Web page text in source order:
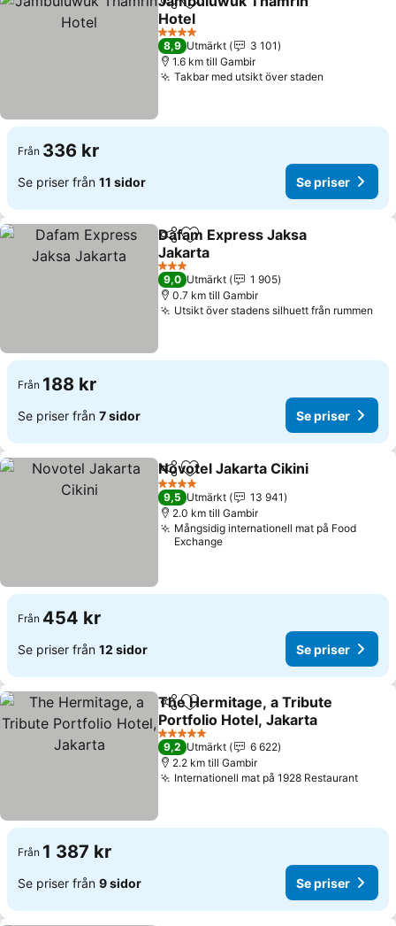
Dela Lägg till i Mina Favoriter
Hotel
Se priser
4 Stjärnor
8,9 Utmärkt
3 101
1.6 km till Gambir
Takbar med utsikt över staden
Från 336 kr
Se priser från 11 sidor Se priser
Dela Lägg till i Mina Favoriter
Dafam Express Jaksa
Jakarta
Se priser
3 Stjärnor
9,0 Utmärkt
1 905
0.7 km till Gambir
Utsikt över stadens silhuett från rummen
Från 188 kr
Se priser från 7 sidor Se priser
Dela Lägg till i Mina Favoriter
Novotel Jakarta Cikini
4 Stjärnor
9,5 Utmärkt
13 941
2.0 km till Gambir
Mångsidig internationell mat på Food
Exchange
Från 454 kr
Se priser från 12 sidor Se priser
Dela Lägg till i Mina Favoriter
The Hermitage, a Tribute
Portfolio Hotel, Jakarta
Se priser
5 Stjärnor
9,2 Utmärkt
6 622
2.2 km till Gambir
Internationell mat på 1928 RestaurantSe
Från 1 387 kr
Se priser från 9 sidor Se priser